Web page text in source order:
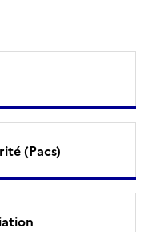
(Pacs)